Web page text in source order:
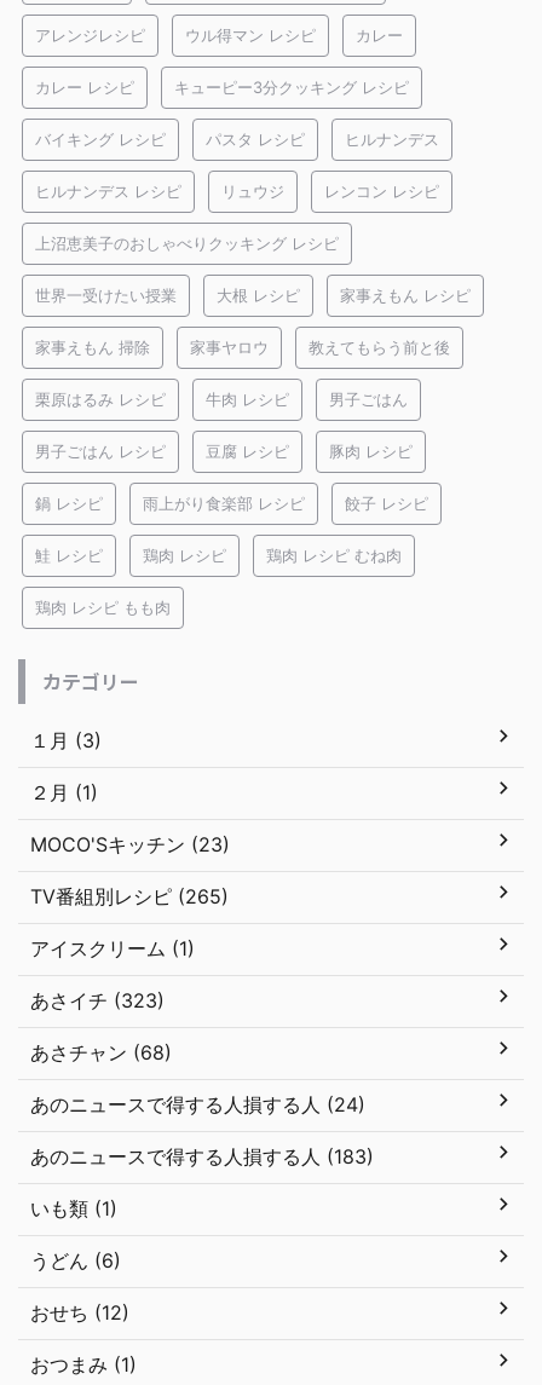
アレンジレシピ ウル得マン レシピ カレー
カレー レシピ キューピー3分クッキング レシピ
バイキング レシピ パスタ レシピ ヒルナンデス
ヒルナンデス レシピ リュウジ レンコン レシピ
上沼恵美子のおしゃべりクッキング レシピ
世界一受けたい授業 大根 レシピ 家事えもん レシピ
家事えもん 掃除 家事ヤロウ 教えてもらう前と後
栗原はるみ レシピ 牛肉 レシピ 男子ごはん
男子ごはん レシピ 豆腐 レシピ 豚肉 レシピ
鍋 レシピ 雨上がり食楽部 レシピ 餃子 レシピ
鮭 レシピ 鶏肉 レシピ 鶏肉 レシピ むね肉
鶏肉 レシピ もも肉
カテゴリー
１月 (3)
２月 (1)
MOCO'Sキッチン (23)
TV番組別レシピ (265)
アイスクリーム (1)
あさイチ (323)
あさチャン (68)
あのニュースで得する人損する人 (24)
あのニュースで得する人損する人 (183)
いも類 (1)
うどん (6)
おせち (12)
おつまみ (1)